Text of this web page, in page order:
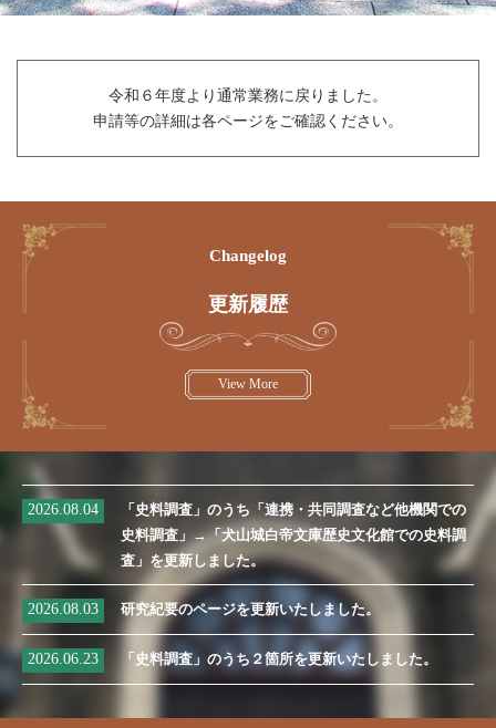
令和６年度より通常業務に戻りました。
申請等の詳細は各ページをご確認ください。
2026.08.04
「史料調査」のうち「連携・共同調査など他機関での
史料調査」→「犬山城白帝文庫歴史文化館での史料調
査」を更新しました。
2026.08.03 研究紀要のページを更新いたしました。
2026.06.23 「史料調査」のうち２箇所を更新いたしました。
Changelog
更新履歴
View More